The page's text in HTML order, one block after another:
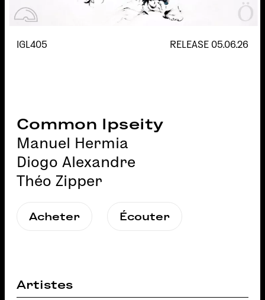
IGL405 RELEASE 05.06.26
Common Ipseity
Manuel Hermia
Diogo Alexandre
Théo Zipper
Acheter Écouter
Artistes